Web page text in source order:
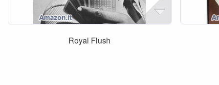
Royal Flush